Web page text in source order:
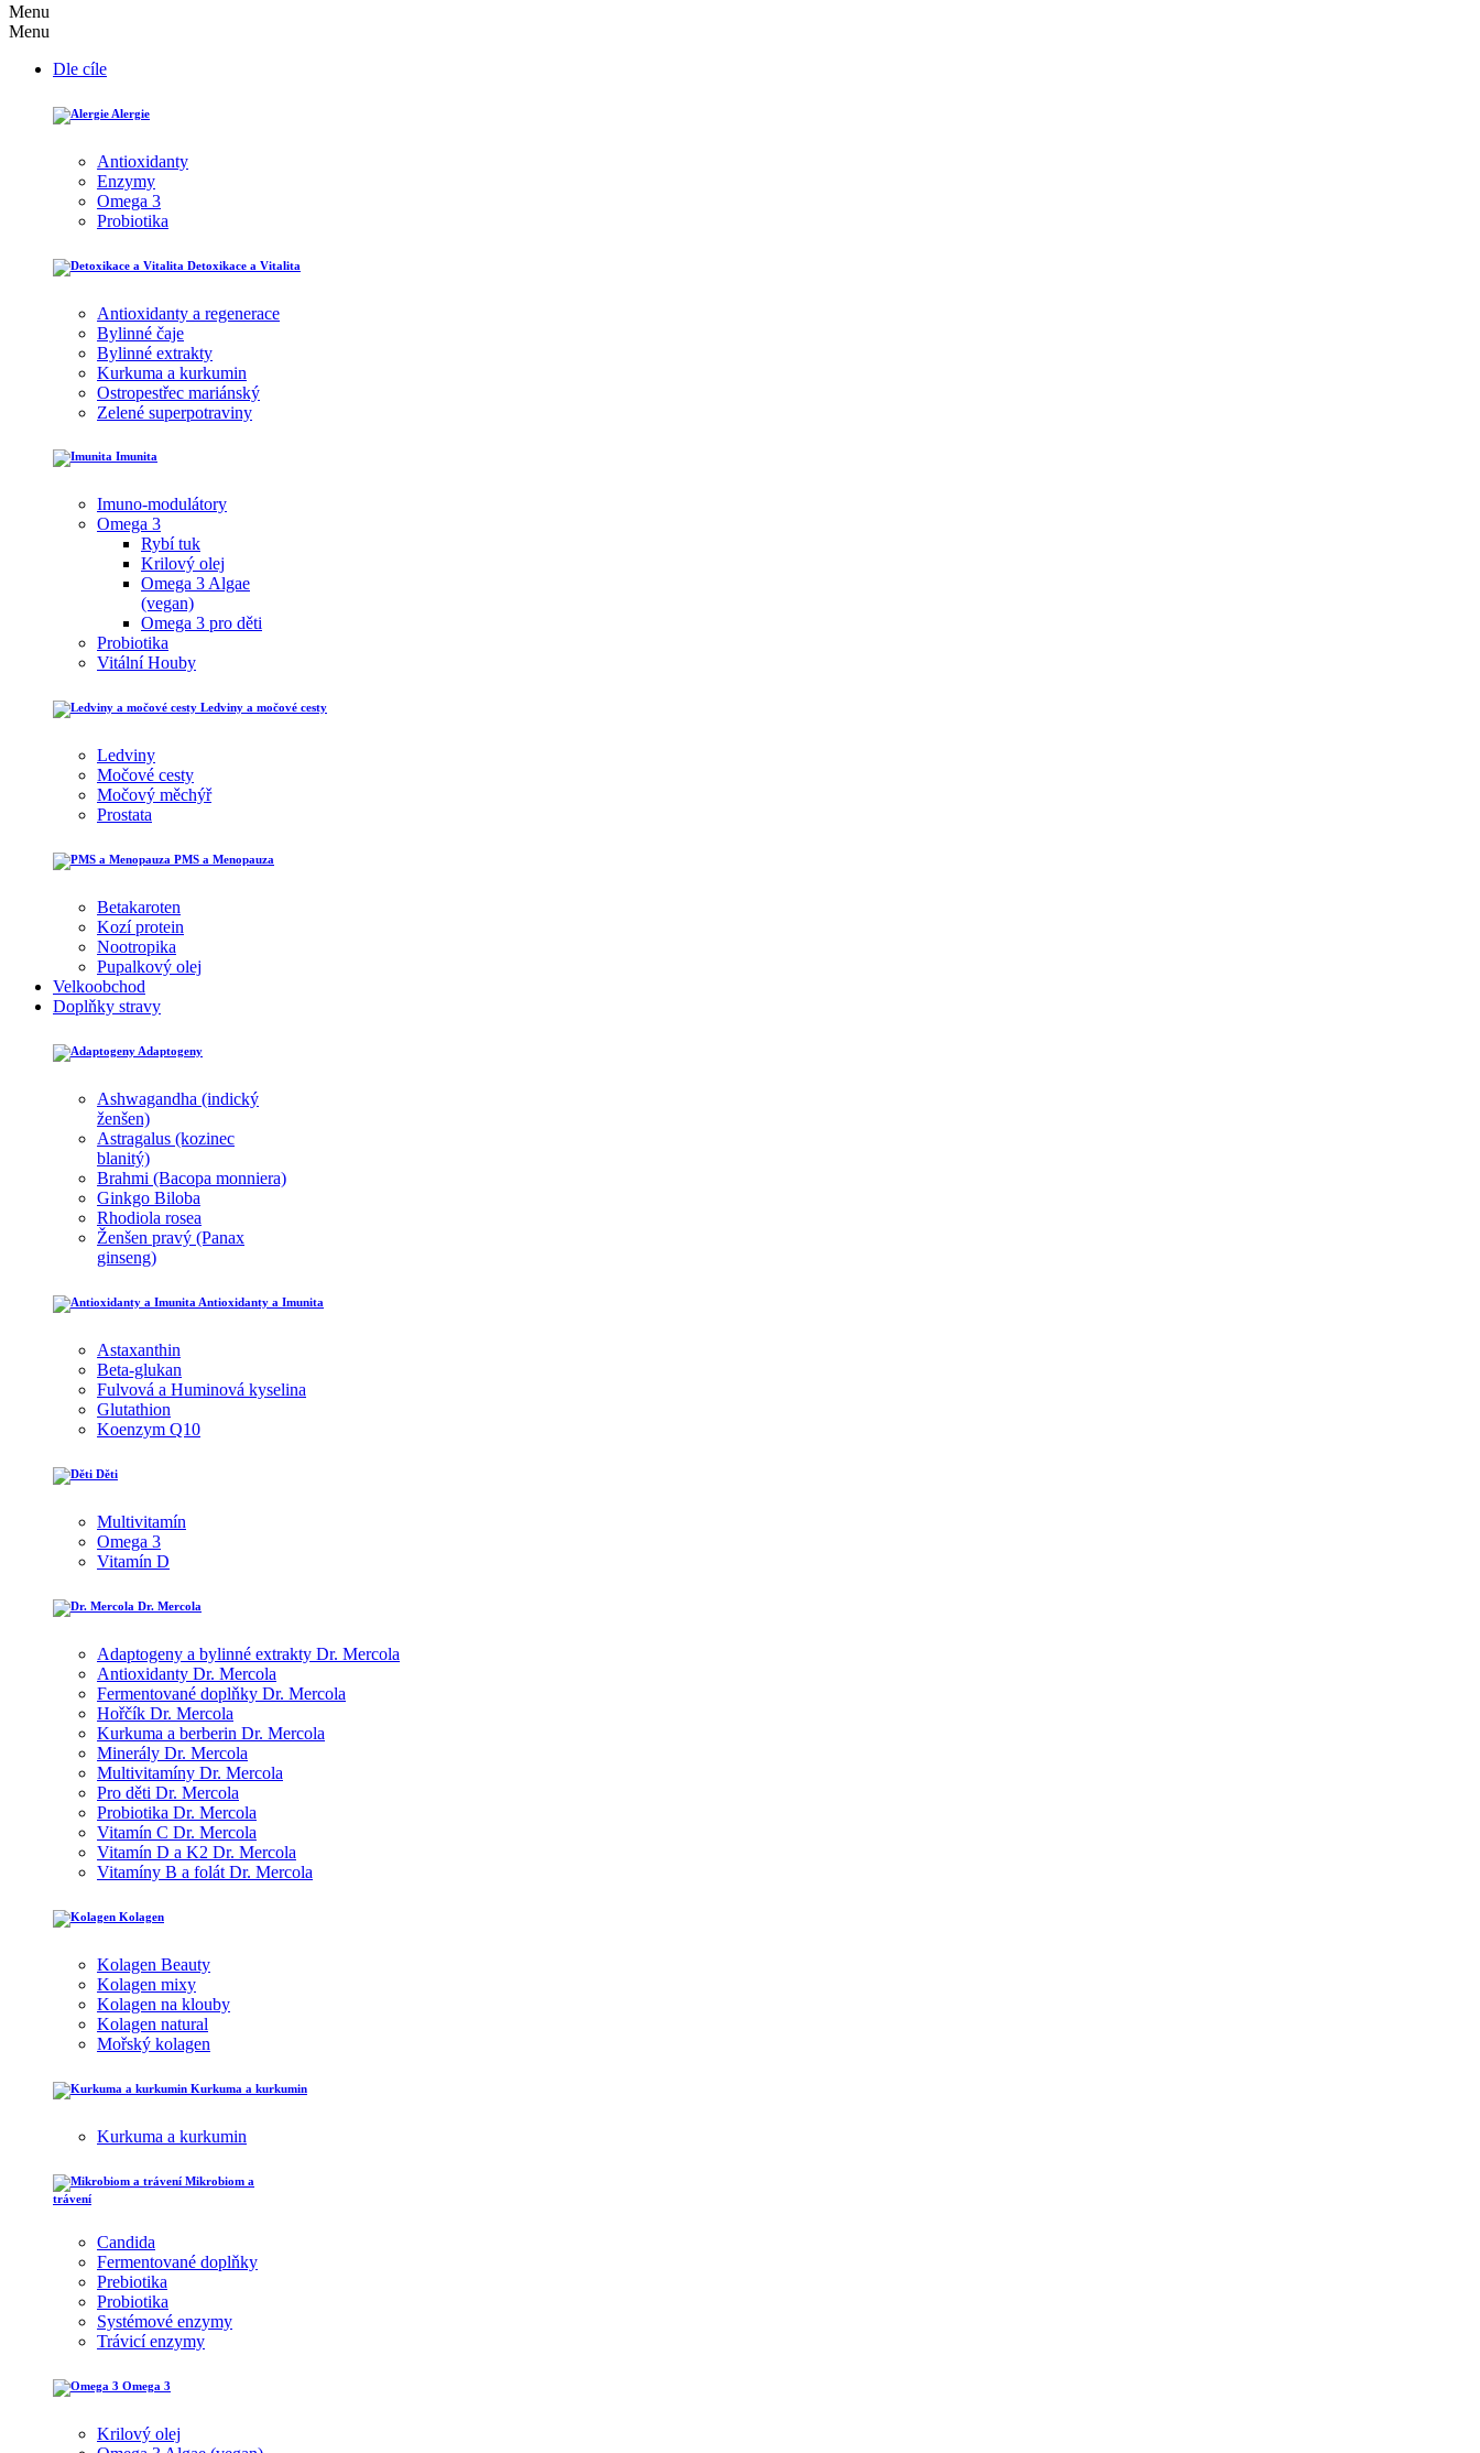
Menu
Menu
Dle cíle
Alergie
Antioxidanty
Enzymy
Omega 3
Probiotika
Detoxikace a Vitalita
Antioxidanty a regenerace
Bylinné čaje
Bylinné extrakty
Kurkuma a kurkumin
Ostropestřec mariánský
Zelené superpotraviny
Imunita
Imuno-modulátory
Omega 3
Rybí tuk
Krilový olej
Omega 3 Algae
(vegan)
Omega 3 pro děti
Probiotika
Vitální Houby
Ledviny a močové cesty
Ledviny
Močové cesty
Močový měchýř
Prostata
PMS a Menopauza
Betakaroten
Kozí protein
Nootropika
Pupalkový olej
Velkoobchod
Doplňky stravy
Adaptogeny
Ashwagandha (indický
ženšen)
Astragalus (kozinec
blanitý)
Brahmi (Bacopa monniera)
Ginkgo Biloba
Rhodiola rosea
Ženšen pravý (Panax
ginseng)
Antioxidanty a Imunita
Astaxanthin
Beta-glukan
Fulvová a Huminová kyselina
Glutathion
Koenzym Q10
Děti
Multivitamín
Omega 3
Vitamín D
Dr. Mercola
Adaptogeny a bylinné extrakty Dr. Mercola
Antioxidanty Dr. Mercola
Fermentované doplňky Dr. Mercola
Hořčík Dr. Mercola
Kurkuma a berberin Dr. Mercola
Minerály Dr. Mercola
Multivitamíny Dr. Mercola
Pro děti Dr. Mercola
Probiotika Dr. Mercola
Vitamín C Dr. Mercola
Vitamín D a K2 Dr. Mercola
Vitamíny B a folát Dr. Mercola
Kolagen
Kolagen Beauty
Kolagen mixy
Kolagen na klouby
Kolagen natural
Mořský kolagen
Kurkuma a kurkumin
Kurkuma a kurkumin
Mikrobiom a
trávení
Candida
Fermentované doplňky
Prebiotika
Probiotika
Systémové enzymy
Trávicí enzymy
Omega 3
Krilový olej